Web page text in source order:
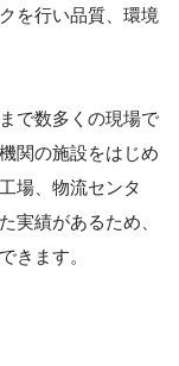
を行い品質、環境
で数多くの現場で
関の施設をはじめ
場、物流センタ
実績があるため、
きます。